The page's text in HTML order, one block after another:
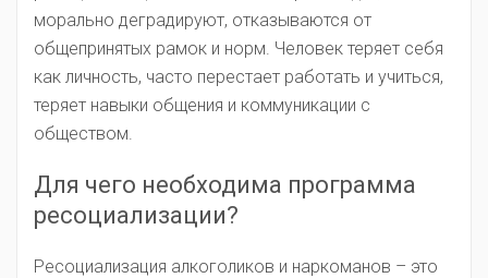
морально деградируют, отказываются от
общепринятых рамок и норм. Человек теряет себя
как личность, часто перестает работать и учиться,
теряет навыки общения и коммуникации с
обществом.
Для чего необходима программа
ресоциализации?
Ресоциализация алкоголиков и наркоманов – это